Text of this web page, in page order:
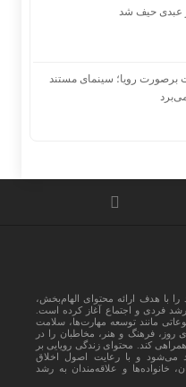
عبدی حیف شد
برصورت رویا؛ سینمای مستند
سال ۱۳۹۳ فعالیت خود را با هدف ارائه محتوای الهام‌بخش،
فردی و اجتماع آغاز کرده است.
مانند توسعه مهارت‌ها، سلامت
روز، فرهنگ و هنر، مخاطبان را در
کند. محتوای زندگی رویایی بر
می‌شود و با رعایت اصول اخلاق
خانواده‌ها و علاقه‌مندان به رشد